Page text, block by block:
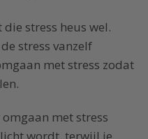
stress heus wel.
stress vanzelf
met stress zodat
met stress
wordt, terwijl je